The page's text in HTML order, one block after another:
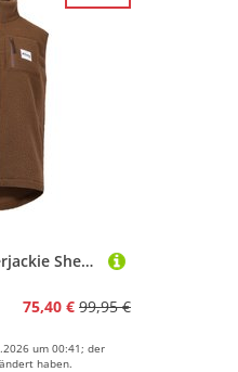
Eivy Damen Lumberjackie Sherpa Weste
75,40 € 99,95 €
um 00:41; der
haben.